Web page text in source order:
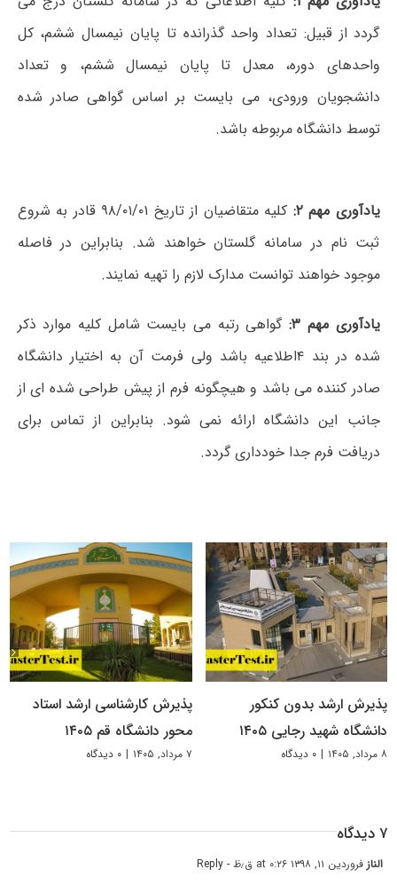
گردد از قبیل: تعداد واحد گذرانده تا پایان نیمسال ششم، کل
واحدهای دوره، معدل تا پایان نیمسال ششم، و تعداد
دانشجویان ورودی، می بایست بر اساس گواهی صادر شده
توسط دانشگاه مربوطه باشد.
یادآوری مهم۲:
کلیه متقاضیان از تاریخ ۹۸/۰۱/۰۱ قادر به شروع
ثبت نام در سامانه گلستان خواهند شد. بنابراین در فاصله
موجود خواهند توانست مدارک لازم را تهیه نمایند.
یادآوری مهم ۳:
گواهی رتبه می بایست شامل کلیه موارد ذکر
شده در بند ۴اطلاعیه باشد ولی فرمت آن به اختیار دانشگاه
صادر کننده می باشد و هیچگونه فرم از پیش طراحی شده ای از
جانب این دانشگاه ارائه نمی شود. بنابراین از تماس برای
دریافت فرم جدا خودداری گردد.
پذیرش ارشد بدون کنکور
دانشگاه شهید رجایی ۱۴۰۵
۸ مرداد, ۱۴۰۵ | ۰ دیدگاه
پذیرش کارشناسی ارشد استاد
محور دانشگاه قم ۱۴۰۵
۷ مرداد, ۱۴۰۵ | ۰ دیدگاه
۷ دیدگاه
النازفروردین ۱۱, ۱۳۹۸ at ۰:۲۶ ق٫ظ - Reply